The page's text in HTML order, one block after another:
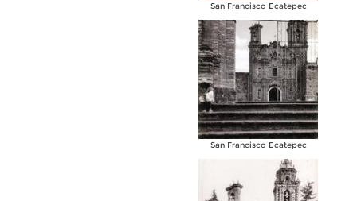
San Francisco Ecatepec
San Francisco Ecatepec